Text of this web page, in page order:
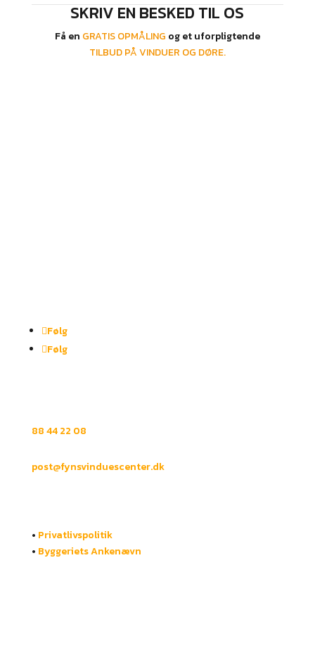
SKRIV EN BESKED TIL OS
Få en GRATIS OPMÅLING og et uforpligtende
TILBUD PÅ VINDUER OG DØRE.
Følg
Følg
88 44 22 08
post@fynsvinduescenter.dk
• Privatlivspolitik
• Byggeriets Ankenævn​